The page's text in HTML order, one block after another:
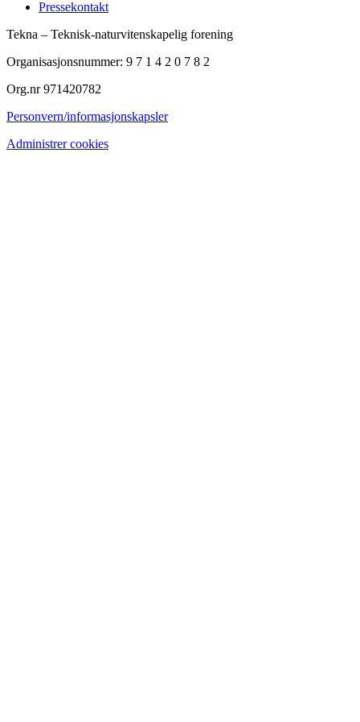
Pressekontakt
Tekna – Teknisk-naturvitenskapelig forening
Organisasjonsnummer: 9 7 1 4 2 0 7 8 2
Org.nr 971420782
Personvern/informasjonskapsler
Administrer cookies